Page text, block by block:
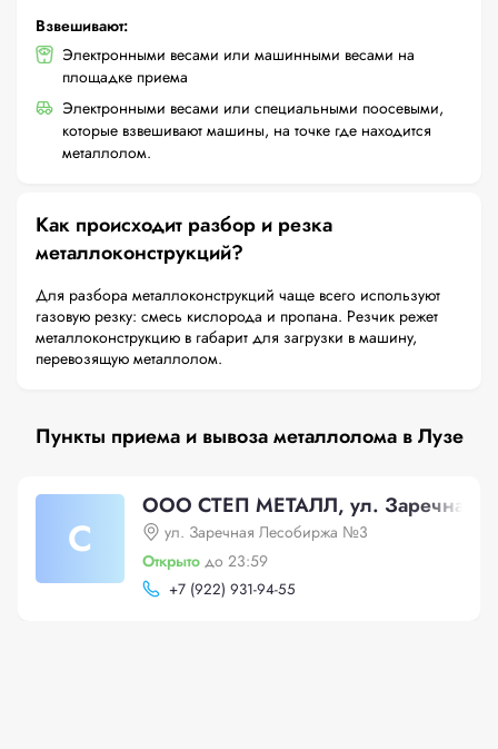
Взвешивают:
Электронными весами или машинными весами на
площадке приема
Электронными весами или специальными поосевыми,
которые взвешивают машины, на точке где находится
металлолом.
Как происходит разбор и резка
металлоконструкций?
Для разбора металлоконструкций чаще всего используют
газовую резку: смесь кислорода и пропана. Резчик режет
металлоконструкцию в габарит для загрузки в машину,
перевозящую металлолом.
Пункты приема и вывоза металлолома в Лузе
С
ООО СТЕП МЕТАЛЛ, ул. Заречная
ул. Заречная Лесобиржа №3
Открыто до 23:59
+7 (922) 931-94-55